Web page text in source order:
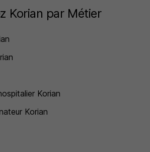
Korian par Métier
Korian
Korian